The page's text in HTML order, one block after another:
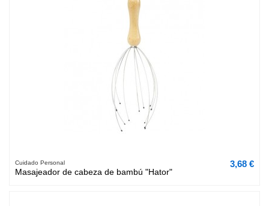
Cuidado Personal
Masajeador de cabeza de bambú "Hator"
3,68 €